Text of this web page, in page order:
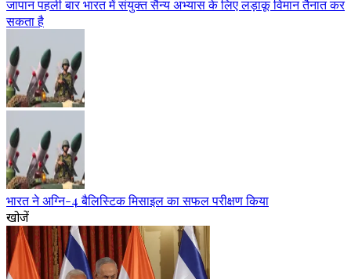
जापान पहली बार भारत में संयुक्त सैन्य अभ्यास के लिए लड़ाकू विमान तैनात कर
सकता है
भारत ने अग्नि-4 बैलिस्टिक मिसाइल का सफल परीक्षण किया
खोजें